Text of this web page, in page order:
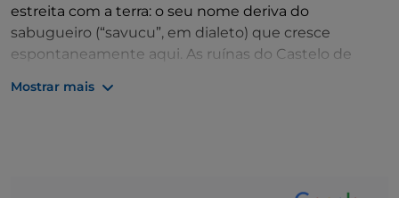
estreita com a terra: o seu nome deriva do
sabugueiro (“savucu”, em dialeto) que cresce
espontaneamente aqui. As ruínas do Castelo de
Mostrar mais